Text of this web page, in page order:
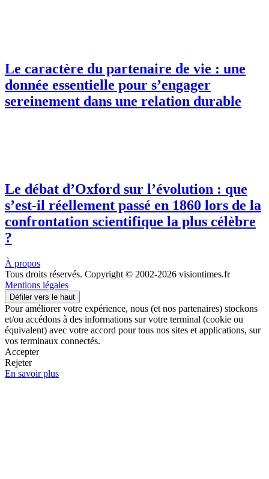
Le caractère du partenaire de vie : une
donnée essentielle pour s’engager
sereinement dans une relation durable
Le débat d’Oxford sur l’évolution : que
s’est-il réellement passé en 1860 lors de la
confrontation scientifique la plus célèbre
?
À propos
Tous droits réservés. Copyright © 2002-2026 visiontimes.fr
Mentions légales
Défiler vers le haut
Pour améliorer votre expérience, nous (et nos partenaires) stockons
et/ou accédons à des informations sur votre terminal (cookie ou
équivalent) avec votre accord pour tous nos sites et applications, sur
vos terminaux connectés.
Accepter
Rejeter
En savoir plus